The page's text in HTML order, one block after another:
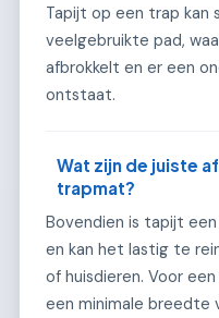
Tapijt op een trap kan
veelgebruikte pad,
afbrokkelt en er een
ontstaat.
Wat zijn de juiste
trapmat?
Bovendien is tapijt
en kan het lastig te
of huisdieren. Voor
een minimale